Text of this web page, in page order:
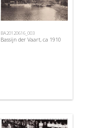
BA20120616_003
Bassijn der Vaart, ca 1910